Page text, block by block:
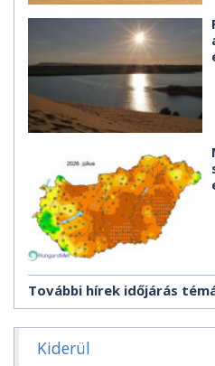
További hírek időjárás
Kiderül